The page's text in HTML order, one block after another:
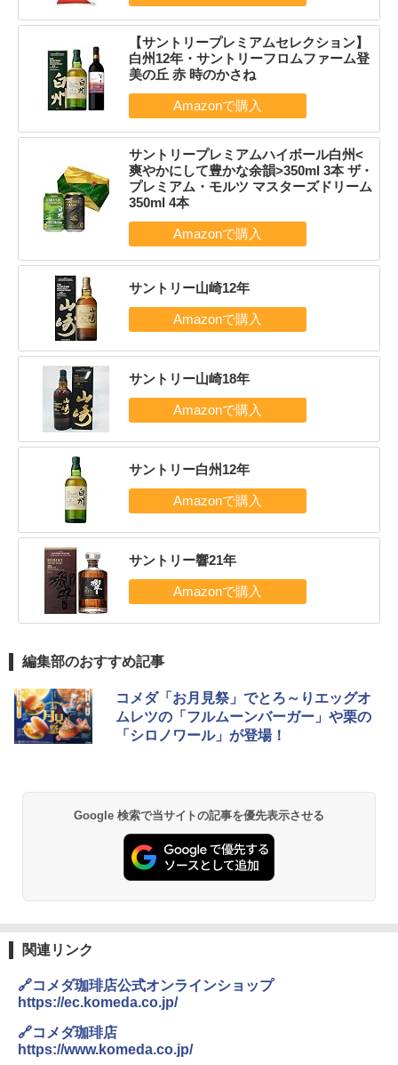
【サントリープレミアムセレクション】
白州12年・サントリーフロムファーム登
美の丘 赤 時のかさね
サントリープレミアムハイボール白州<
爽やかにして豊かな余韻>350ml 3本 ザ・
プレミアム・モルツ マスターズドリーム
350ml 4本
サントリー山崎12年
サントリー山崎18年
サントリー白州12年
サントリー響21年
編集部のおすすめ記事
コメダ「お月見祭」でとろ～りエッグオ
ムレツの「フルムーンバーガー」や栗の
「シロノワール」が登場！
Google 検索で当サイトの記事を優先表示させる
関連リンク
🔗コメダ珈琲店公式オンラインショップ
https://ec.komeda.co.jp/
🔗コメダ珈琲店
https://www.komeda.co.jp/